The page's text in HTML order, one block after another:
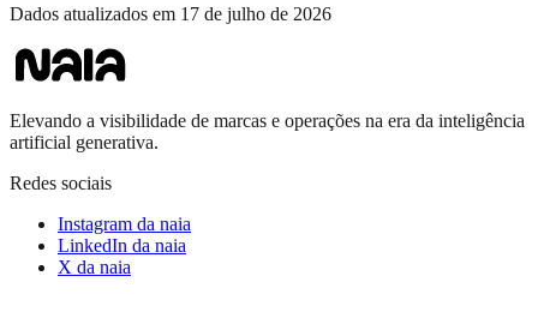
Dados atualizados em 17 de julho de 2026
Elevando a visibilidade de marcas e operações na era da inteligência
artificial generativa.
Redes sociais
Instagram da naia
LinkedIn da naia
X da naia